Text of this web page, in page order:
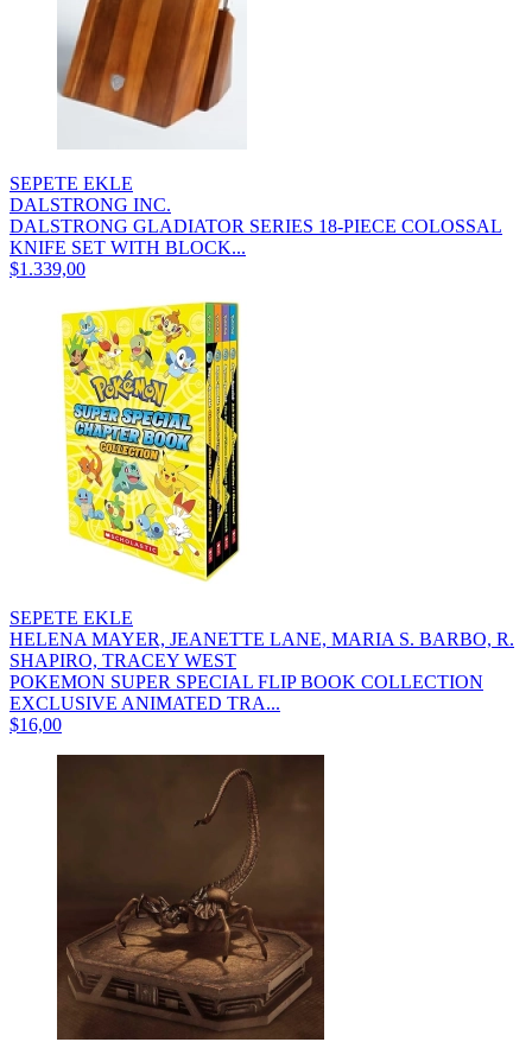
SEPETE EKLE
DALSTRONG INC.
DALSTRONG GLADIATOR SERIES 18-PIECE COLOSSAL
KNIFE SET WITH BLOCK...
$1.339,00
SEPETE EKLE
HELENA MAYER, JEANETTE LANE, MARIA S. BARBO, R.
SHAPIRO, TRACEY WEST
POKEMON SUPER SPECIAL FLIP BOOK COLLECTION
EXCLUSIVE ANIMATED TRA...
$16,00